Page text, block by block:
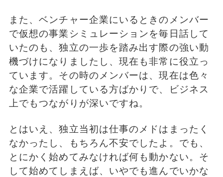
また、ベンチャー企業にいるときのメンバー
で仮想の事業シミュレーションを毎日話して
いたのも、独立の一歩を踏み出す際の強い動
機づけになりましたし、現在も非常に役立っ
ています。その時のメンバーは、現在は色々
な企業で活躍している方ばかりで、ビジネス
上でもつながりが深いですね。
とはいえ、独立当初は仕事のメドはまったく
なかったし、もちろん不安でしたよ。でも、
とにかく始めてみなければ何も動かない。そ
して始めてしまえば、いやでも進んでいかな